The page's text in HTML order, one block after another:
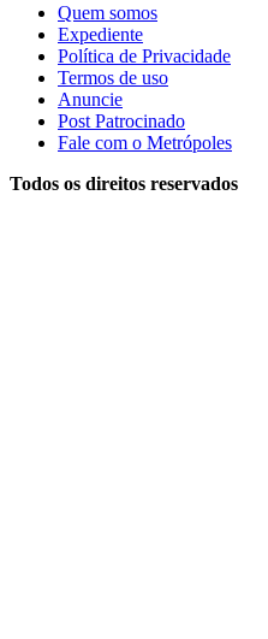
Quem somos
Expediente
Política de Privacidade
Termos de uso
Anuncie
Post Patrocinado
Fale com o Metrópoles
Todos os direitos reservados